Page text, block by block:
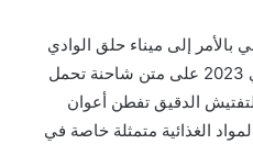
بالأمر إلى ميناء حلق الوادي
الشمالي مساء يوم الأحد 5 فيفري 2023 على متن شاحنة تحمل
الدقيق تفطن أعوان
الغذائية متمثلة خاصة في